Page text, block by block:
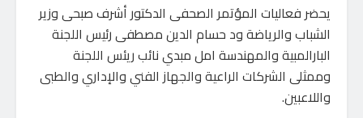
يحضر فعاليات المؤتمر الصحفى الدكتور أشرف صبحى وزير
الشباب والرياضة ود حسام الدين مصطفى رئيس اللجنة
البارالمبية والمهندسة امل مبدي نائب ريئس اللجنة
وممثلى الشركات الراعية والجهاز الفني والإداري والطبى
واللاعبين.